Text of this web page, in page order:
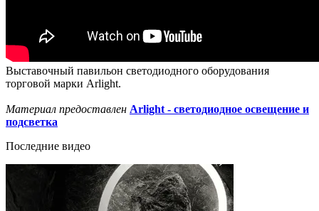
Выставочный павильон светодиодного оборудования
торговой марки Arlight.
Материал предоставлен Arlight - светодиодное освещение и
подсветка
Последние видео